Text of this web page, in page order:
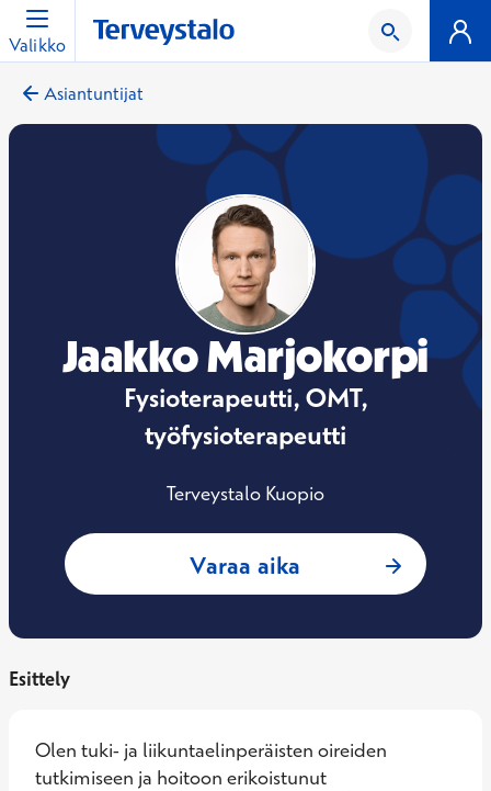
Valikko
Asiantuntijat
Jaakko Marjokorpi
Fysioterapeutti, OMT,
työfysioterapeutti
Terveystalo Kuopio
Varaa aika : Jaakko
Esittely
Olen tuki- ja liikuntaelinperäisten oireiden
tutkimiseen ja hoitoon erikoistunut